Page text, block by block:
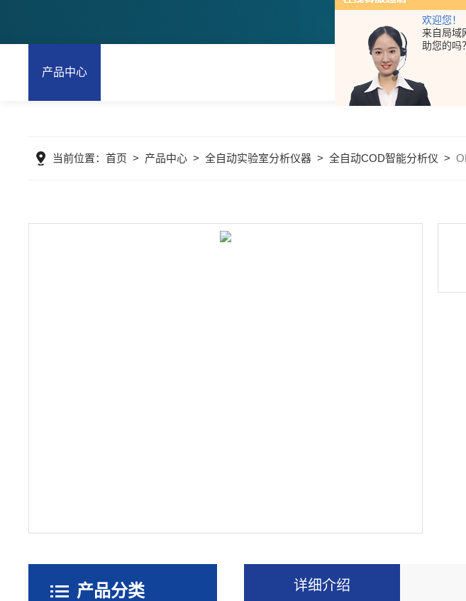
欢迎您！
来自局域
助您的吗？
产品中心
当前位置：首页 > 产品中心 >全自动实验室分析仪器 >全自动COD智能分析仪 >
产品分类 详细介绍